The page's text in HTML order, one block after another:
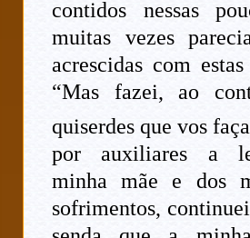
contidos nessas
muitas vezes
acrescidas com
“Mas fazei, ao
quiserdes que vos
por auxiliares a
minha mãe e dos
sofrimentos,